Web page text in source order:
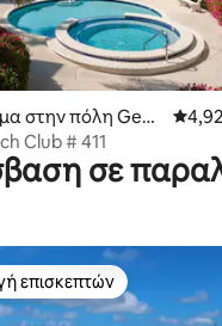
5, 17 κριτικές
στην πόλη Geor
Μέση
Club # 411
σε
επιλογή επισκεπτών
επισκεπτών